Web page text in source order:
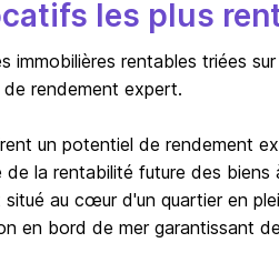
les plus
rentables triées
rendement expert.
un potentiel de rendement
la rentabilité future des biens
au cœur d'un quartier en
en bord de mer garantissant